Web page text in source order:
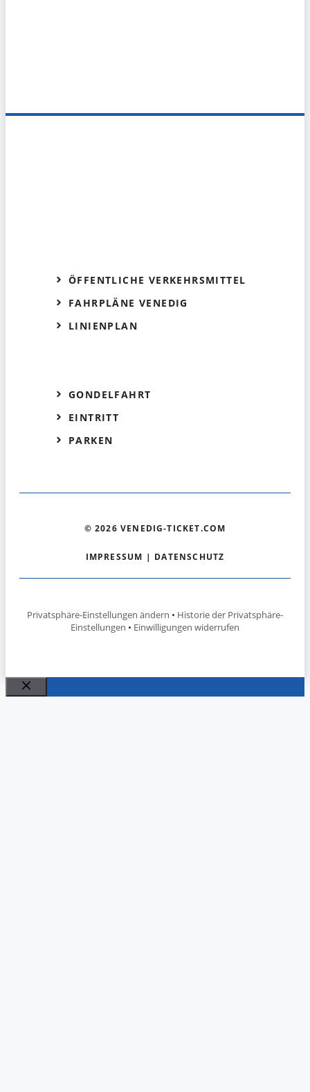
ÖFFENTLICHE VERKEHRSMITTEL
FAHRPLÄNE VENEDIG
LINIENPLAN
GONDELFAHRT
EINTRITT
PARKEN
© 2026 VENEDIG-TICKET.COM
IMPRESSUM | DATENSCHUTZ
Privatsphäre-Einstellungen ändern • Historie der Privatsphäre-
Einstellungen • Einwilligungen widerrufen
Schließen